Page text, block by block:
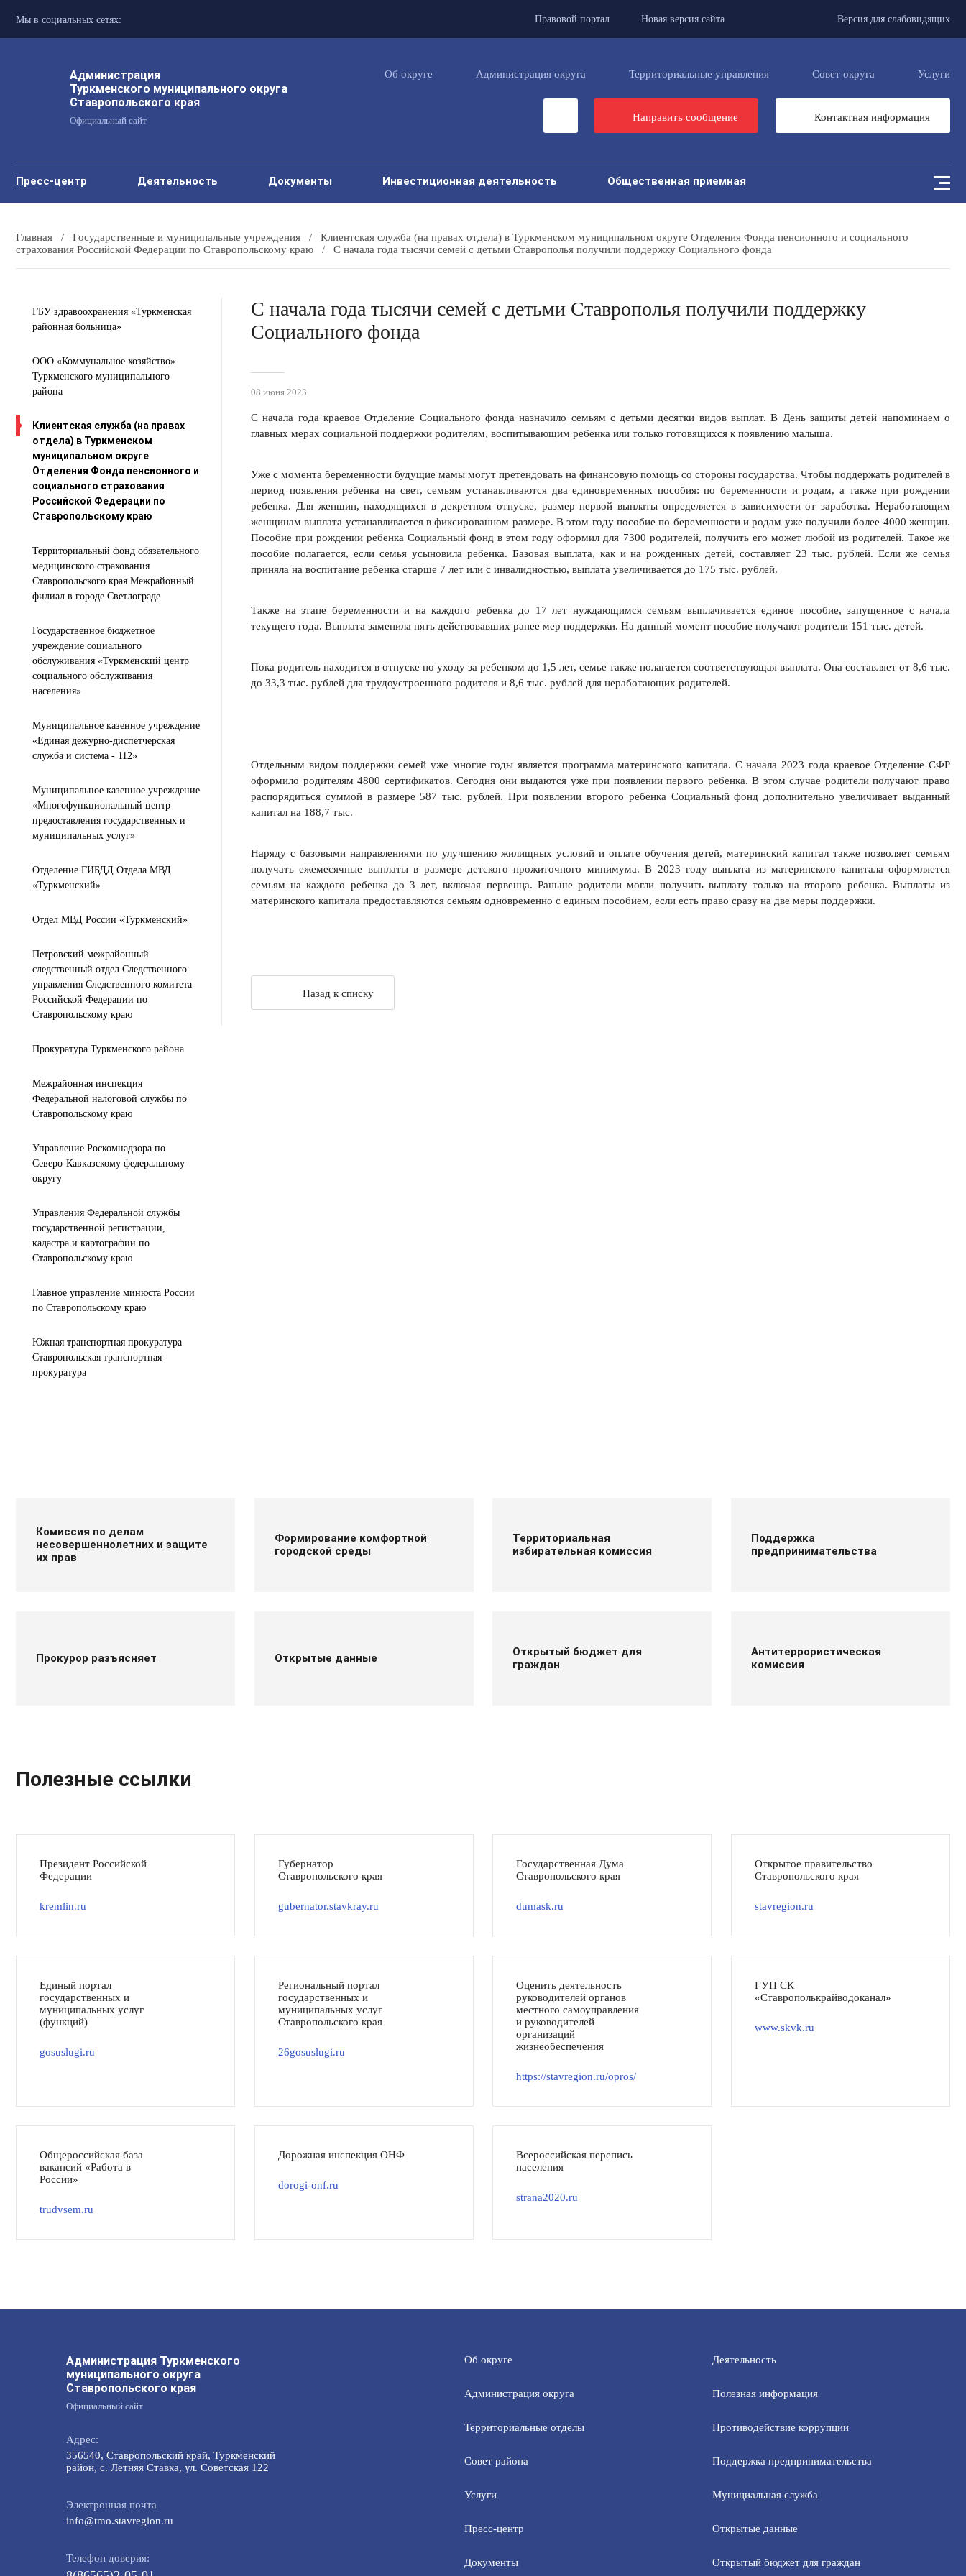
Мы в социальных сетях: Правовой портал Новая версия сайта Версия для слабовидящих
Администрация
Туркменского муниципального округа
Ставропольского края
Официальный сайт
Об округе Администрация округа Территориальные управления Совет округа Услуги
Направить сообщение Контактная информация
Пресс-центр Деятельность Документы Инвестиционная деятельность Общественная приемная
Главная / Государственные и муниципальные учреждения /
Клиентская служба (на правах отдела) в Туркменском муниципальном округе Отделения Фонда пенсионного и социального
страхования Российской Федерации по Ставропольскому краю
/ С начала года тысячи семей с детьми Ставрополья получили поддержку Социального фонда
ГБУ здравоохранения «Туркменская
районная больница»
ООО «Коммунальное хозяйство»
Туркменского муниципального
района
Клиентская служба (на правах
отдела) в Туркменском
муниципальном округе
Отделения Фонда пенсионного и
социального страхования
Российской Федерации по
Ставропольскому краю
Территориальный фонд обязательного
медицинского страхования
Ставропольского края Межрайонный
филиал в городе Светлограде
Государственное бюджетное
учреждение социального
обслуживания «Туркменский центр
социального обслуживания
населения»
Муниципальное казенное учреждение
«Единая дежурно-диспетчерская
служба и система - 112»
Муниципальное казенное учреждение
«Многофункциональный центр
предоставления государственных и
муниципальных услуг»
Отделение ГИБДД Отдела МВД
«Туркменский»
Отдел МВД России «Туркменский»
Петровский межрайонный
следственный отдел Следственного
управления Следственного комитета
Российской Федерации по
Ставропольскому краю
Прокуратура Туркменского района
Межрайонная инспекция
Федеральной налоговой службы по
Ставропольскому краю
Управление Роскомнадзора по
Северо-Кавказскому федеральному
округу
Управления Федеральной службы
государственной регистрации,
кадастра и картографии по
Ставропольскому краю
Главное управление минюста России
по Ставропольскому краю
Южная транспортная прокуратура
Ставропольская транспортная
прокуратура
С начала года тысячи семей с детьми Ставрополья получили поддержку
Социального фонда
08 июня 2023
С начала года краевое Отделение Социального фонда назначило семьям с детьми десятки видов выплат. В День защиты детей напоминаем о
главных мерах социальной поддержки родителям, воспитывающим ребенка или только готовящихся к появлению малыша.
Уже с момента беременности будущие мамы могут претендовать на финансовую помощь со стороны государства. Чтобы поддержать родителей в
период появления ребенка на свет, семьям устанавливаются два единовременных пособия: по беременности и родам, а также при рождении
ребенка. Для женщин, находящихся в декретном отпуске, размер первой выплаты определяется в зависимости от заработка. Неработающим
женщинам выплата устанавливается в фиксированном размере. В этом году пособие по беременности и родам уже получили более 4000 женщин.
Пособие при рождении ребенка Социальный фонд в этом году оформил для 7300 родителей, получить его может любой из родителей. Такое же
пособие полагается, если семья усыновила ребенка. Базовая выплата, как и на рожденных детей, составляет 23 тыс. рублей. Если же семья
приняла на воспитание ребенка старше 7 лет или с инвалидностью, выплата увеличивается до 175 тыс. рублей.
Также на этапе беременности и на каждого ребенка до 17 лет нуждающимся семьям выплачивается единое пособие, запущенное с начала
текущего года. Выплата заменила пять действовавших ранее мер поддержки. На данный момент пособие получают родители 151 тыс. детей.
Пока родитель находится в отпуске по уходу за ребенком до 1,5 лет, семье также полагается соответствующая выплата. Она составляет от 8,6 тыс.
до 33,3 тыс. рублей для трудоустроенного родителя и 8,6 тыс. рублей для неработающих родителей.
Отдельным видом поддержки семей уже многие годы является программа материнского капитала. С начала 2023 года краевое Отделение СФР
оформило родителям 4800 сертификатов. Сегодня они выдаются уже при появлении первого ребенка. В этом случае родители получают право
распорядиться суммой в размере 587 тыс. рублей. При появлении второго ребенка Социальный фонд дополнительно увеличивает выданный
капитал на 188,7 тыс.
Наряду с базовыми направлениями по улучшению жилищных условий и оплате обучения детей, материнский капитал также позволяет семьям
получать ежемесячные выплаты в размере детского прожиточного минимума. В 2023 году выплата из материнского капитала оформляется
семьям на каждого ребенка до 3 лет, включая первенца. Раньше родители могли получить выплату только на второго ребенка. Выплаты из
материнского капитала предоставляются семьям одновременно с единым пособием, если есть право сразу на две меры поддержки.
Назад к списку
Комиссия по делам
несовершеннолетних и защите
их прав
Формирование комфортной
городской среды
Территориальная
избирательная комиссия
Поддержка
предпринимательства
Прокурор разъясняет Открытые данные
Открытый бюджет для
граждан
Антитеррористическая
комиссия
Полезные ссылки
Президент Российской
Федерации
kremlin.ru
Губернатор
Ставропольского края
gubernator.stavkray.ru
Государственная Дума
Ставропольского края
dumask.ru
Открытое правительство
Ставропольского края
stavregion.ru
Единый портал
государственных и
муниципальных услуг
(функций)
gosuslugi.ru
Региональный портал
государственных и
муниципальных услуг
Ставропольского края
26gosuslugi.ru
Оценить деятельность
руководителей органов
местного самоуправления
и руководителей
организаций
жизнеобеспечения
https://stavregion.ru/opros/
ГУП СК
«Ставрополькрайводоканал»
www.skvk.ru
Общероссийская база
вакансий «Работа в
России»
trudvsem.ru
Дорожная инспекция ОНФ
dorogi-onf.ru
Всероссийская перепись
населения
strana2020.ru
Администрация Туркменского
муниципального округа
Ставропольского края
Официальный сайт
Адрес:
356540, Ставропольский край, Туркменский
район, с. Летняя Ставка, ул. Советская 122
Электронная почта
info@tmo.stavregion.ru
Телефон доверия:
Об округе
Администрация округа
Территориальные отделы
Совет района
Услуги
Пресс-центр
Документы
Деятельность
Полезная информация
Противодействие коррупции
Поддержка предпринимательства
Мунициальная служба
Открытые данные
Открытый бюджет для граждан